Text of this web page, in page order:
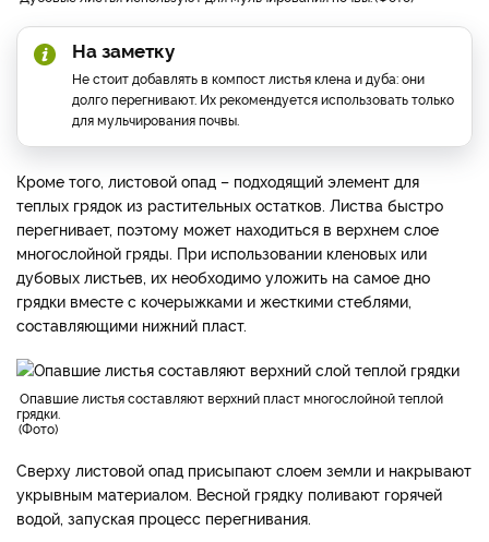
На заметку
Не стоит добавлять в компост листья клена и дуба: они
долго перегнивают. Их рекомендуется использовать только
для мульчирования почвы.
Кроме того, листовой опад – подходящий элемент для
теплых грядок из растительных остатков. Листва быстро
перегнивает, поэтому может находиться в верхнем слое
многослойной гряды. При использовании кленовых или
дубовых листьев, их необходимо уложить на самое дно
грядки вместе с кочерыжками и жесткими стеблями,
составляющими нижний пласт.
опавшие листья составляют верхний пласт многослойной теплой
грядки.
Фото
Сверху листовой опад присыпают слоем земли и накрывают
укрывным материалом. Весной грядку поливают горячей
водой, запуская процесс перегнивания.